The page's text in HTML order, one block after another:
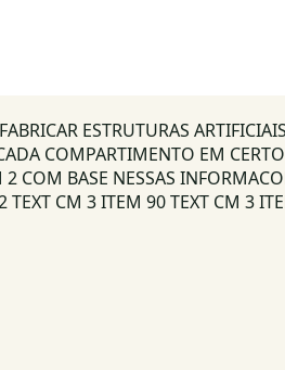
ESTRUTURAS
COMPARTIMENTO EM
BASE NESSAS
CM 3 ITEM 90 TEXT CM 3